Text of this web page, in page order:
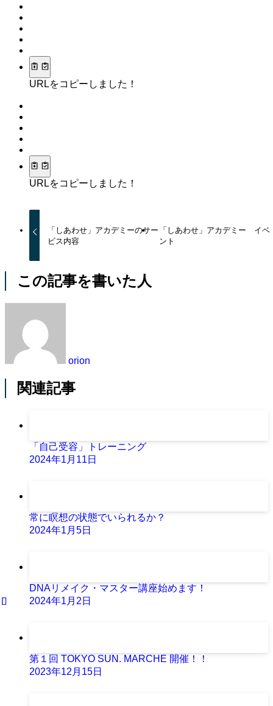
URLをコピーしました！
URLをコピーしました！
「しあわせ」アカデミーのサー
ビス内容
「しあわせ」アカデミー イベ
ント
この記事を書いた人
orion
関連記事
「自己受容」トレーニング
2024年1月11日
常に瞑想の状態でいられるか？
2024年1月5日
DNAリメイク・マスター講座始めます！
2024年1月2日
第１回 TOKYO SUN. MARCHE 開催！！
2023年12月15日